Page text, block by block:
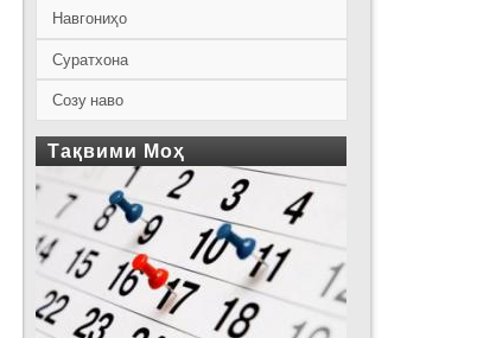
Навгониҳо
Суратхона
Созу наво
Тақвими Моҳ